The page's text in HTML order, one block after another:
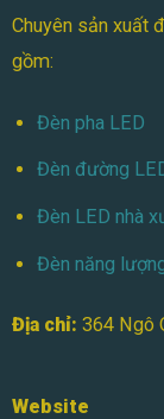
Chuyên sản xuất
gồm:
Đèn pha LED
Đèn đường
Đèn LED nhà
Đèn năng
Địa chỉ: 364 Ngô
Website